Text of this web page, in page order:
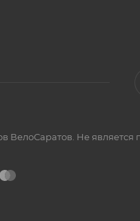
ВелоСаратов. Не